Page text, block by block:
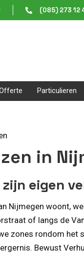
(085) 273 12
Particulieren
in
eigen
Nijmegen woont,
of langs de
zones rondom
Bewust